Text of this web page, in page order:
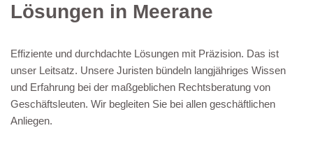
Lösungen in Meerane
Effiziente und durchdachte Lösungen mit Präzision. Das ist
unser Leitsatz. Unsere Juristen bündeln langjähriges Wissen
und Erfahrung bei der maßgeblichen Rechtsberatung von
Geschäftsleuten. Wir begleiten Sie bei allen geschäftlichen
Anliegen.